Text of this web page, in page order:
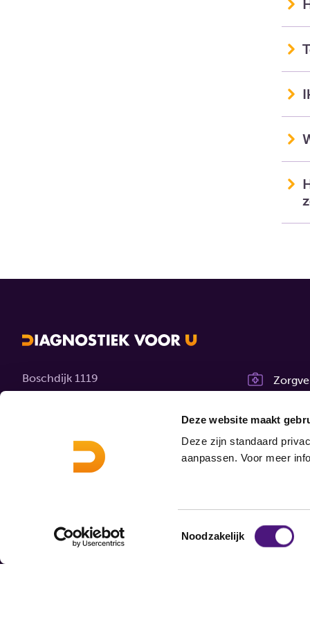
Deze website maakt
Deze zijn standaard
aanpassen. Voor meer
Toestemmingsselectie
Noodzakelijk
Boschdijk 1119
Over
© 2026 Diagnostiek voor U Disclaimer Privacy